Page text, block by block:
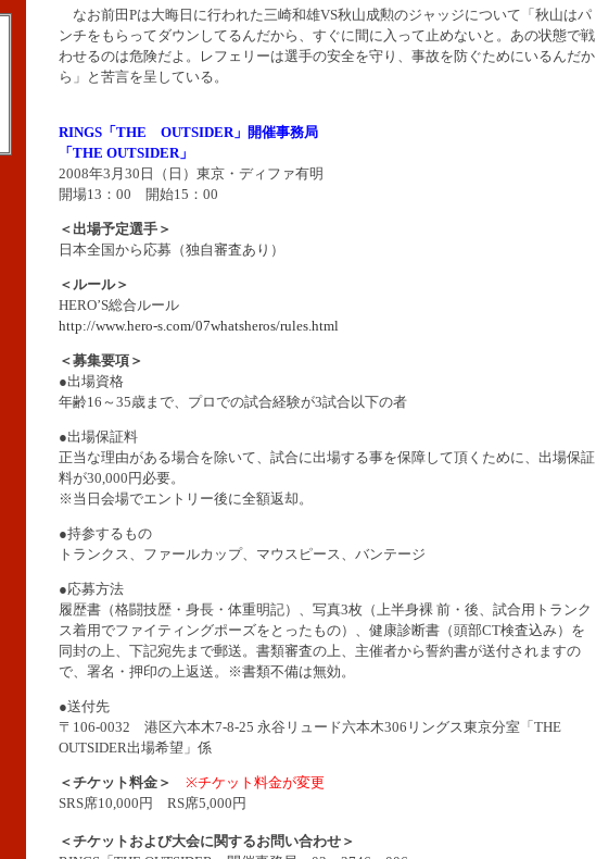
なお前田Pは大晦日に行われた三崎和雄VS秋山成勲のジャッジについて「秋山はパ
ンチをもらってダウンしてるんだから、すぐに間に入って止めないと。あの状態で戦
わせるのは危険だよ。レフェリーは選手の安全を守り、事故を防ぐためにいるんだか
ら」と苦言を呈している。
RINGS「THE OUTSIDER」開催事務局
「THE OUTSIDER」
2008年3月30日（日）東京・ディファ有明
開場13：00 開始15：00
＜出場予定選手＞
日本全国から応募（独自審査あり）
＜ルール＞
HERO’S総合ルール
http://www.hero-s.com/07whatsheros/rules.html
＜募集要項＞
●出場資格
年齢16～35歳まで、プロでの試合経験が3試合以下の者
●出場保証料
正当な理由がある場合を除いて、試合に出場する事を保障して頂くために、出場保証
料が30,000円必要。
※当日会場でエントリー後に全額返却。
●持参するもの
トランクス、ファールカップ、マウスピース、バンテージ
●応募方法
履歴書（格闘技歴・身長・体重明記）、写真3枚（上半身裸 前・後、試合用トランク
ス着用でファイティングポーズをとったもの）、健康診断書（頭部CT検査込み）を
同封の上、下記宛先まで郵送。書類審査の上、主催者から誓約書が送付されますの
で、署名・押印の上返送。※書類不備は無効。
●送付先
〒106-0032 港区六本木7-8-25 永谷リュード六本木306リングス東京分室「THE
OUTSIDER出場希望」係
＜チケット料金＞
※チケット料金が変更
SRS席10,000円 RS席5,000円
＜チケットおよび大会に関するお問い合わせ＞